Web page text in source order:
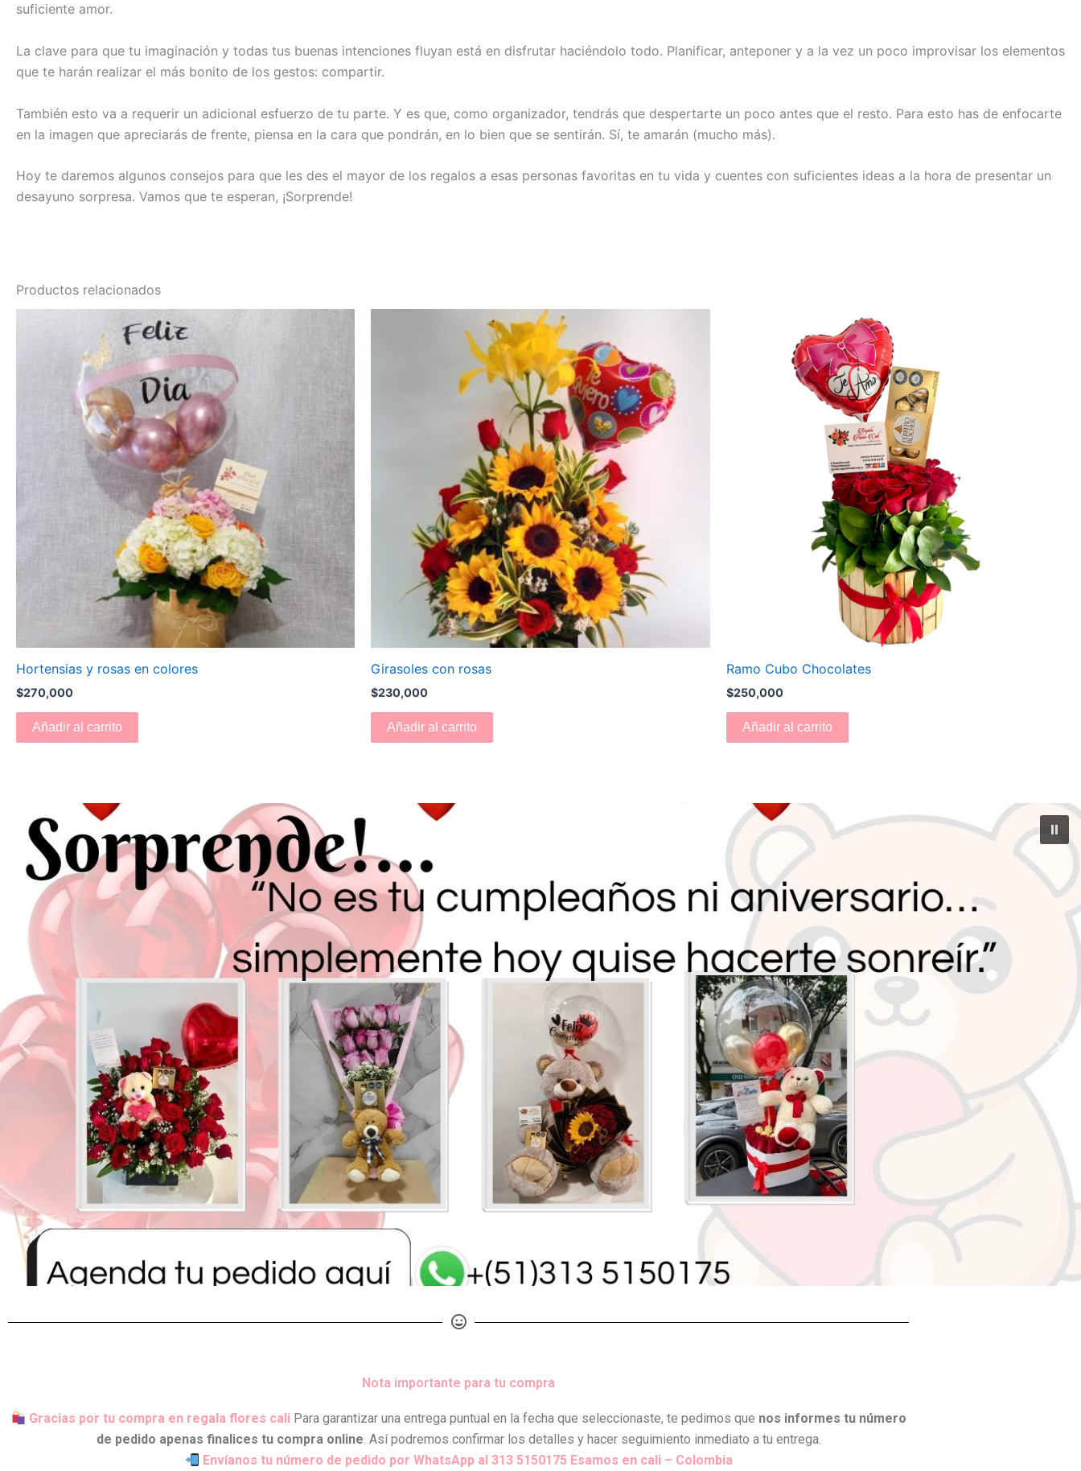
suficiente amor.
La clave para que tu imaginación y todas tus buenas intenciones fluyan está en disfrutar haciéndolo todo. Planificar, anteponer y a la vez un poco improvisar los elementos
que te harán realizar el más bonito de los gestos: compartir.
También esto va a requerir un adicional esfuerzo de tu parte. Y es que, como organizador, tendrás que despertarte un poco antes que el resto. Para esto has de enfocarte
en la imagen que apreciarás de frente, piensa en la cara que pondrán, en lo bien que se sentirán. Sí, te amarán (mucho más).
Hoy te daremos algunos consejos para que les des el mayor de los regalos a esas personas favoritas en tu vida y cuentes con suficientes ideas a la hora de presentar un
desayuno sorpresa. Vamos que te esperan, ¡Sorprende!
Productos relacionados
Hortensias y rosas en colores
$270,000
Añadir al carrito
Girasoles con rosas
$230,000
Añadir al carrito
Ramo Cubo Chocolates
$250,000
Añadir al carrito
Nota importante para tu compra
Gracias por tu compra en regala flores cali Para garantizar una entrega puntual en la fecha que seleccionaste, te pedimos que nos informes tu número
de pedido apenas finalices tu compra online. Así podremos confirmar los detalles y hacer seguimiento inmediato a tu entrega.
Envíanos tu número de pedido por WhatsApp al 313 5150175 Esamos en cali – Colombia